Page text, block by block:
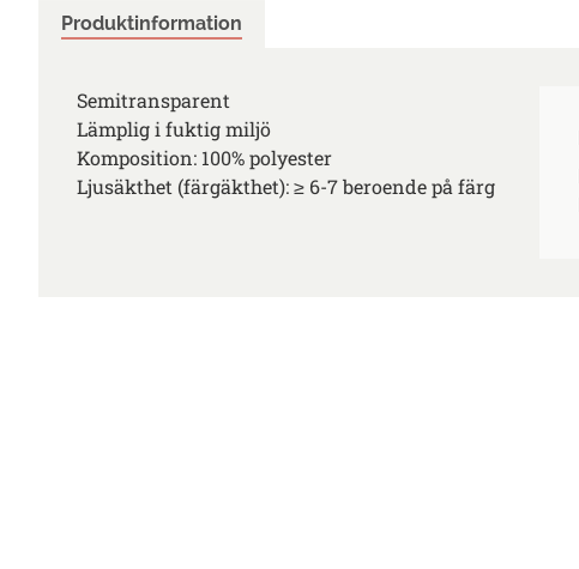
Produktinformation
Semitransparent
Lämplig i fuktig miljö
Komposition: 100% polyester
Ljusäkthet (färgäkthet): ≥ 6-7 beroende på färg